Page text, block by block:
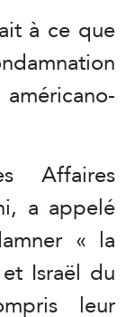
à ce que
Affaires
a appelé
« la
Israël du
leur